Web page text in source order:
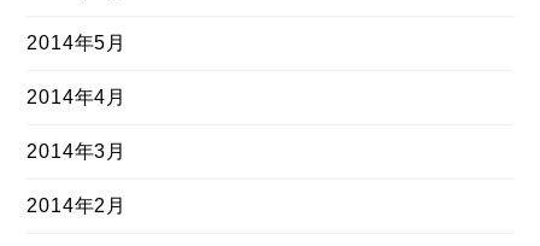
2014年5月
2014年4月
2014年3月
2014年2月